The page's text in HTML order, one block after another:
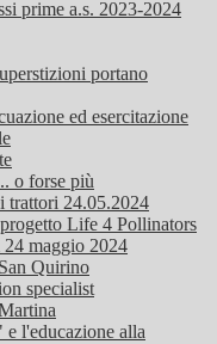
prime a.s. 2023-2024
portano
ed esercitazione
o forse più
trattori 24.05.2024
Life 4 Pollinators
maggio 2024
Quirino
specialist
l'educazione alla